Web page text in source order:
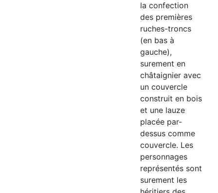
la confection
des premières
ruches-troncs
(en bas à
gauche),
surement en
châtaignier avec
un couvercle
construit en bois
et une lauze
placée par-
dessus comme
couvercle. Les
personnages
représentés sont
surement les